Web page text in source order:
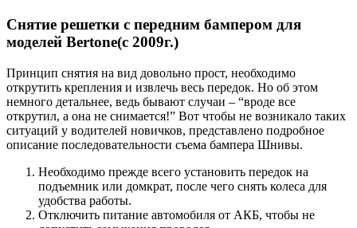
Снятие решетки с передним бампером для
моделей Bertone(с 2009г.)
Принцип снятия на вид довольно прост, необходимо
открутить крепления и извлечь весь передок. Но об этом
немного детальнее, ведь бывают случаи – “вроде все
открутил, а она не снимается!” Вот чтобы не возникало таких
ситуаций у водителей новичков, представлено подробное
описание последовательности съема бампера Шнивы.
Необходимо прежде всего установить передок на
подъемник или домкрат, после чего снять колеса для
удобства работы.
Отключить питание автомобиля от АКБ, чтобы не